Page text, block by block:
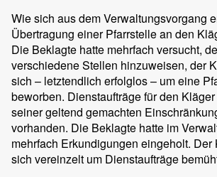
Wie sich aus dem Verwaltungsvorgang
Übertragung einer Pfarrstelle an den
Die Beklagte hatte mehrfach versucht,
verschiedene Stellen hinzuweisen, der
sich – letztendlich erfolglos – um eine
beworben. Dienstaufträge für den
seiner geltend gemachten
vorhanden. Die Beklagte hatte im
mehrfach Erkundigungen eingeholt. Der
sich vereinzelt um Dienstaufträge